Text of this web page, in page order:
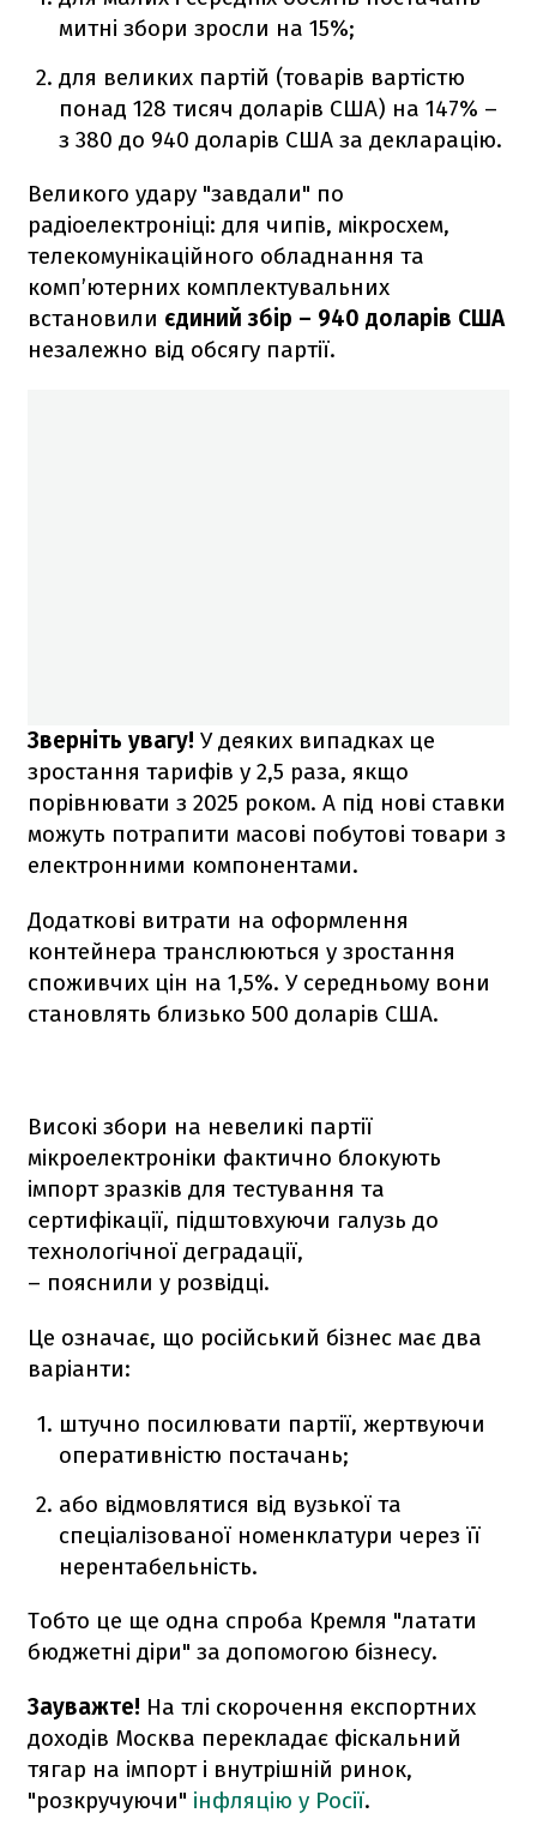
митні збори зросли на 15%;
для великих партій (товарів вартістю
понад 128 тисяч доларів США) на 147% –
з 380 до 940 доларів США за декларацію.
Великого удару "завдали" по
радіоелектроніці: для чипів, мікросхем,
телекомунікаційного обладнання та
комп’ютерних комплектувальних
встановили єдиний збір – 940 доларів США
незалежно від обсягу партії.
Зверніть увагу! У деяких випадках це
зростання тарифів у 2,5 раза, якщо
порівнювати з 2025 роком. А під нові ставки
можуть потрапити масові побутові товари з
електронними компонентами.
Додаткові витрати на оформлення
контейнера транслюються у зростання
споживчих цін на 1,5%. У середньому вони
становлять близько 500 доларів США.
Високі збори на невеликі партії
мікроелектроніки фактично блокують
імпорт зразків для тестування та
сертифікації, підштовхуючи галузь до
технологічної деградації,
– пояснили у розвідці.
Це означає, що російський бізнес має два
варіанти:
штучно посилювати партії, жертвуючи
оперативністю постачань;
або відмовлятися від вузької та
спеціалізованої номенклатури через її
нерентабельність.
Тобто це ще одна спроба Кремля "латати
бюджетні діри" за допомогою бізнесу.
Зауважте! На тлі скорочення експортних
доходів Москва перекладає фіскальний
тягар на імпорт і внутрішній ринок,
"розкручуючи" інфляцію у Росії.